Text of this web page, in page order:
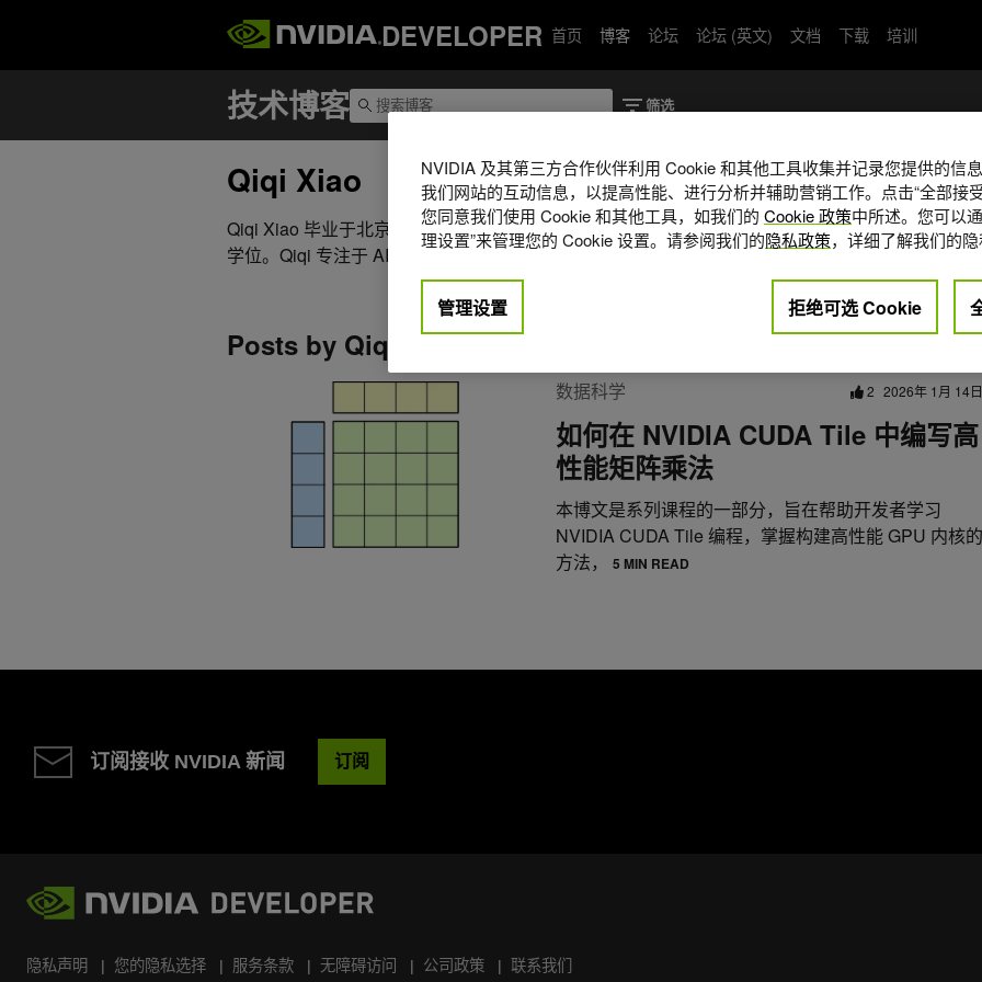
DEVELOPER 首页 博客 论坛 论坛 (英文) 文档 下载 培训
Qiqi Xiao
Qiqi Xiao 毕业于北京大学计算机科学专业，并获得卡内基梅隆大学硕士
学位。Qiqi 专注于 AI 推理框架、深度学习模型优化和编译器技术。
Posts by Qiqi Xiao
数据科学 2 2026年 1月 14日
如何在 NVIDIA CUDA Tile 中编写高
性能矩阵乘法
本博文是系列课程的一部分，旨在帮助开发者学习
NVIDIA CUDA Tile 编程，掌握构建高性能 GPU 内核的
方法，
5 MIN READ
订阅接收 NVIDIA 新闻 订阅
隐私声明 您的隐私选择 服务条款 无障碍访问 公司政策 联系我们
NVIDIA 及其第三方合作伙伴利用 Cookie 和其他工具收集并记录您提供的信
我们网站的互动信息，以提高性能、进行分析并辅助营销工作。点击“全部接
您同意我们使用 Cookie 和其他工具，如我们的 Cookie 政策中所述。您可以
理设置”来管理您的 Cookie 设置。请参阅我们的隐私政策，详细了解我们的
管理设置 拒绝可选 Cookie